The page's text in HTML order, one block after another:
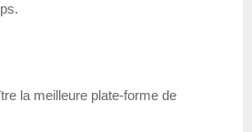
la meilleure plate-forme de